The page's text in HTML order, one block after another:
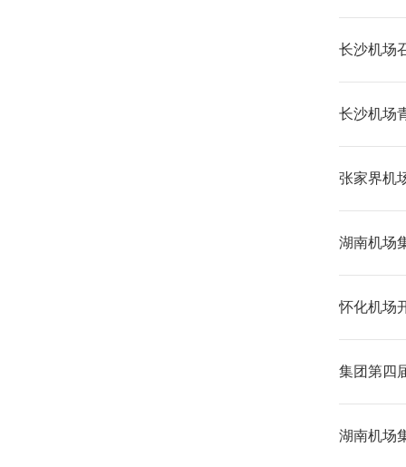
长沙机场
长沙机场
张家界机
湖南机场
怀化机场
集团第四
湖南机场